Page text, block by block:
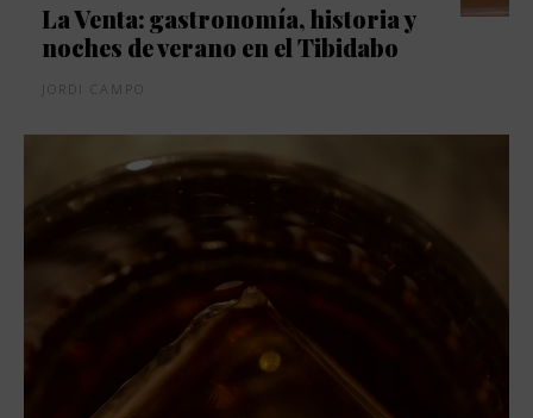
La Venta: gastronomía, historia y
noches de verano en el Tibidabo
JORDI CAMPO